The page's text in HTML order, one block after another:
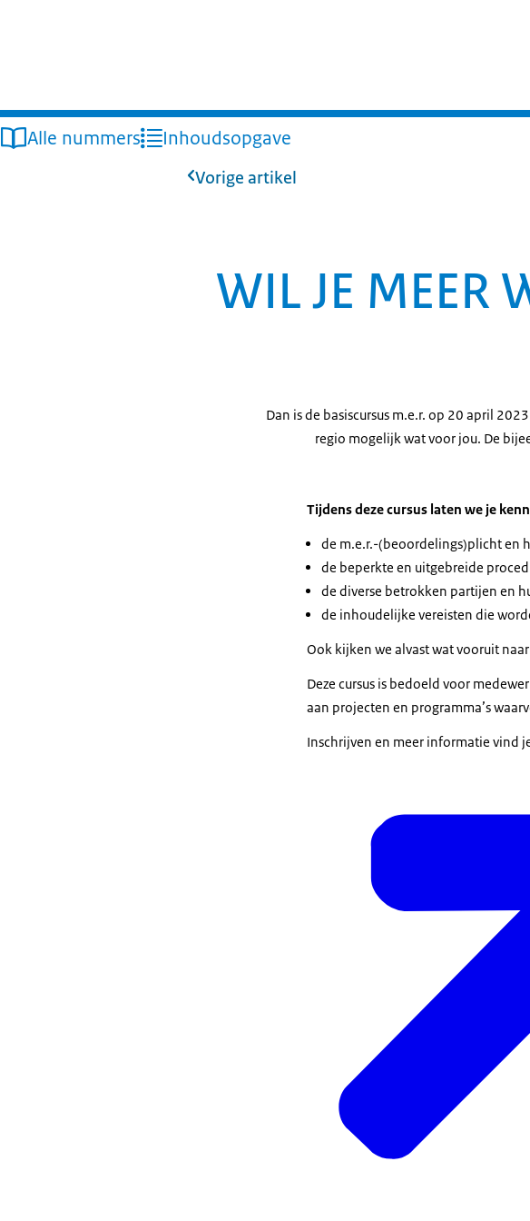
Alle nummers Inhoudsopgave
Vorige artikel
WIL JE MEER
Dan is de basiscursus m.e.r. op 20 april
regio mogelijk wat voor jou. De
Tijdens deze cursus laten we je
de m.e.r.-(beoordelings)plicht en
de beperkte en uitgebreide
de diverse betrokken partijen en
de inhoudelijke vereisten die
Ook kijken we alvast wat vooruit
Deze cursus is bedoeld voor
aan projecten en programma’s
Inschrijven en meer informatie vind